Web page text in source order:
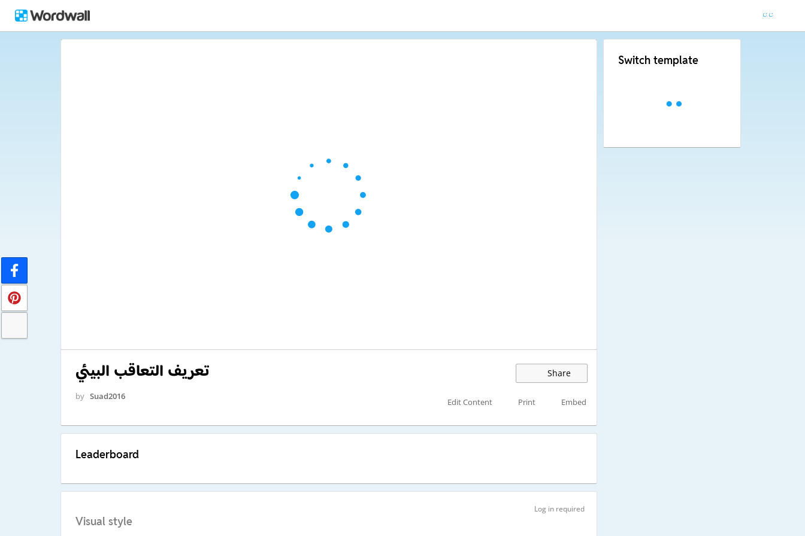
تعريف التعاقب البيئي Share
by Suad2016
Edit Content Print Embed
Leaderboard
Log in required
Visual style
Switch template